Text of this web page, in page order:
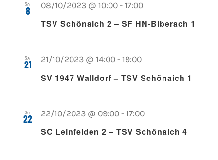
So.
8
TSV Schönaich 2 – SF HN-Biberach 1
08/10/2023 @ 10:00 - 17:00
Sa.
21
SV 1947 Walldorf – TSV Schönaich 1
21/10/2023 @ 14:00 - 19:00
So.
22
SC Leinfelden 2 – TSV Schönaich 4
22/10/2023 @ 09:00 - 17:00